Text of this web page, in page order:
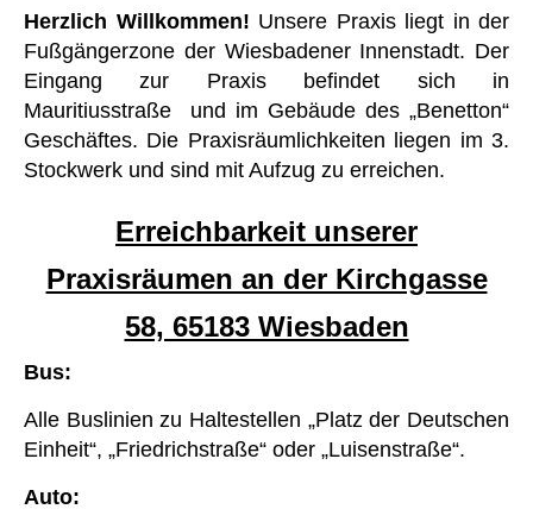
Herzlich Willkommen! Unsere Praxis liegt in der
Fußgängerzone der Wiesbadener Innenstadt. Der
Eingang zur Praxis befindet sich in
Mauritiusstraße und im Gebäude des „Benetton“
Geschäftes. Die Praxisräumlichkeiten liegen im 3.
Stockwerk und sind mit Aufzug zu erreichen.
Erreichbarkeit unserer
Praxisräumen an der Kirchgasse
58, 65183 Wiesbaden
Bus:
Alle Buslinien zu Haltestellen „Platz der Deutschen
Einheit“, „Friedrichstraße“ oder „Luisenstraße“.
Auto: